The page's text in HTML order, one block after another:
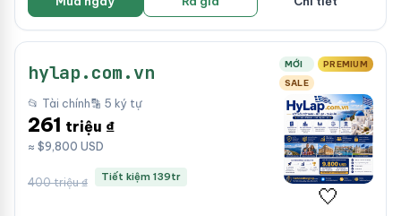
hylap.com.vn MỚI
PREMIUM
SALE
📂 Tài chính🔡 5 ký tự
261 triệu ₫
≈ $9,800 USD
400 triệu ₫ Tiết kiệm 139tr
🤍